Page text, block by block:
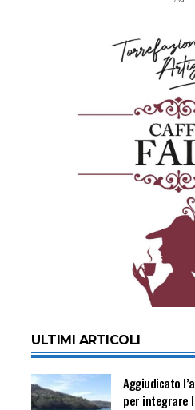
ULTIMI ARTICOLI
Aggiudicato
per integrare